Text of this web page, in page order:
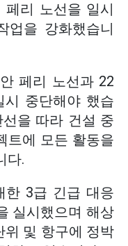
페리 노선을 일시
업을 강화했습니
페리 노선과 22
중단해야 했습
을 따라 건설 중
트에 모든 활동을
다.
한 3급 긴급 대응
실시했으며 해상
위 및 항구에 정박